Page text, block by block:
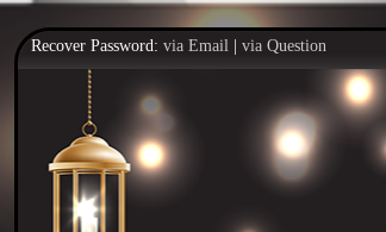
Recover Password: via Email via Question